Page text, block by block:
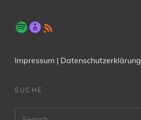
Impressum | Datenschutzerklärung
SUCHE